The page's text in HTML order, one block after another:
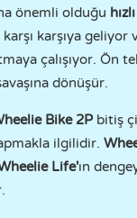
önemli olduğu
karşıya
çalışıyor. Ön
dönüşür.
Bike 2Pbitiş
ilgilidir.
Life'ın